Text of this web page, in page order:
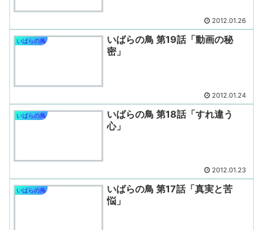
2012.01.26
いばらの鳥
いばらの鳥 第19話「動画の秘
密」
2012.01.24
いばらの鳥
いばらの鳥 第18話「すれ違う
心」
2012.01.23
いばらの鳥
いばらの鳥 第17話「真実と苦
悩」